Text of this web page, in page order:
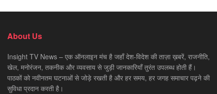
About Us
Insight TV News – एक ऑनलाइन मंच है जहाँ देश-विदेश की ताज़ा ख़बरें, राजनीति,
खेल, मनोरंजन, तकनीक और व्यवसाय से जुड़ी जानकारियाँ तुरंत उपलब्ध होती हैं।
पाठकों को नवीनतम घटनाओं से जोड़े रखती है और हर समय, हर जगह समाचार पढ़ने की
सुविधा प्रदान करती है।